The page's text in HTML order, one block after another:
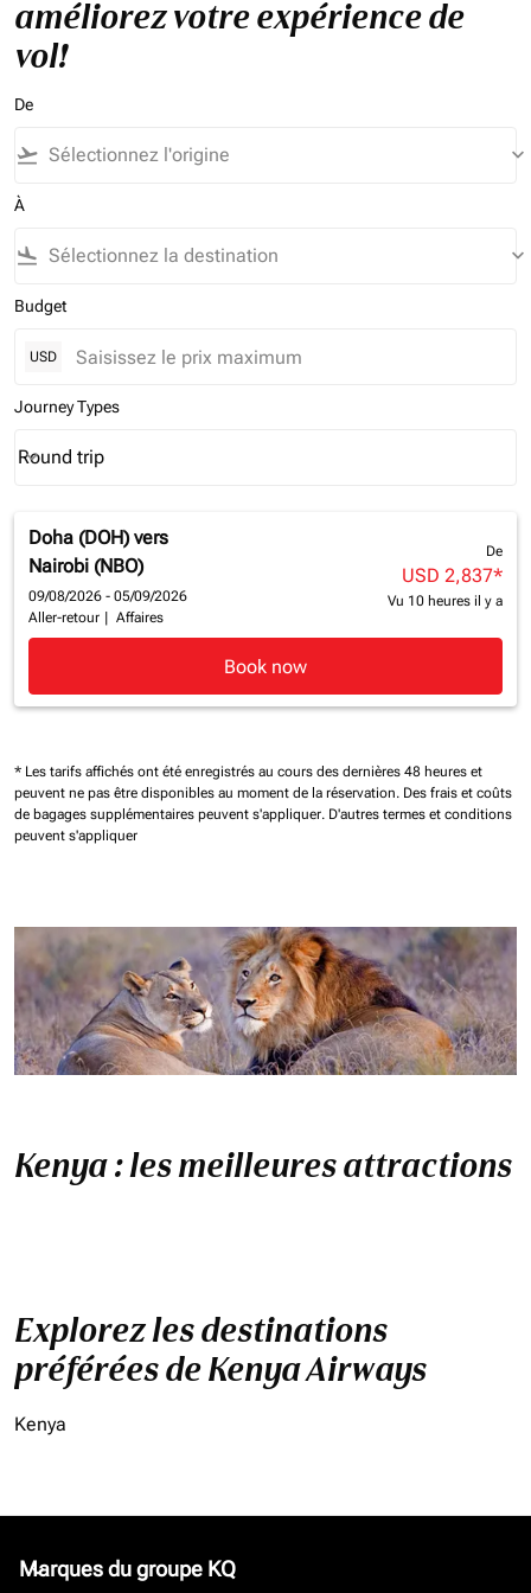
améliorez votre expérience de
vol!
De
flight_takeoff keyboard_arrow_down
À
flight_land keyboard_arrow_down
Budget
USD
Journey Types
Journey Types option Round trip Selected
Round trip
keyboard_arrow_down
Doha (DOH) vers
Nairobi (NBO)
09/08/2026 - 05/09/2026
Aller-retour
Affaires
De
USD 2,837*
Vu 10 heures il y a
Book now
* Les tarifs affichés ont été enregistrés au cours des dernières 48 heures et
peuvent ne pas être disponibles au moment de la réservation. Des frais et coûts
de bagages supplémentaires peuvent s'appliquer. D'autres termes et conditions
peuvent s'appliquer
Kenya : les meilleures attractions
Explorez les destinations
préférées de Kenya Airways
Kenya
Marques du groupe KQ
keyboard_arrow_down